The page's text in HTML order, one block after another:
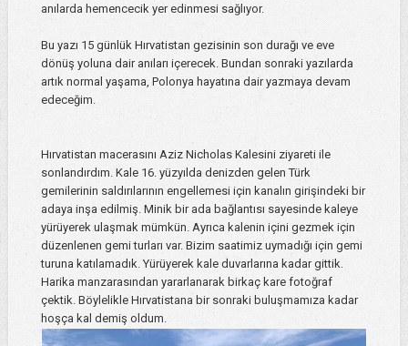
anılarda hemencecik yer edinmesi sağlıyor.
Bu yazı 15 günlük Hırvatistan gezisinin son durağı ve eve
dönüş yoluna dair anıları içerecek. Bundan sonraki yazılarda
artık normal yaşama, Polonya hayatına dair yazmaya devam
edeceğim.
Hırvatistan macerasını Aziz Nicholas Kalesini ziyareti ile
sonlandırdım. Kale 16. yüzyılda denizden gelen Türk
gemilerinin saldırılarının engellemesi için kanalın girişindeki bir
adaya inşa edilmiş. Minik bir ada bağlantısı sayesinde kaleye
yürüyerek ulaşmak mümkün. Ayrıca kalenin içini gezmek için
düzenlenen gemi turları var. Bizim saatimiz uymadığı için gemi
turuna katılamadık. Yürüyerek kale duvarlarına kadar gittik.
Harika manzarasından yararlanarak birkaç kare fotoğraf
çektik. Böylelikle Hırvatistana bir sonraki buluşmamıza kadar
hoşça kal demiş oldum.